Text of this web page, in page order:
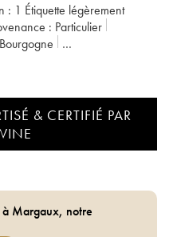
: 1 Étiquette légèrement
: particulier
Bourgogne
& CERTIFIÉ PAR
à Margaux, notre